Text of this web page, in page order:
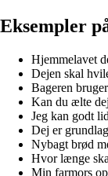
Eksempler
Hjemmelavet
Dejen skal
Bageren
Kan du ælte
Jeg kan godt
Dej er
Nybagt brød
Hvor længe
Min farmors